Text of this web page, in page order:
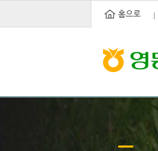
홈으로